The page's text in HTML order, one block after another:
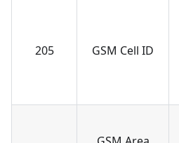
205 GSM Cell ID